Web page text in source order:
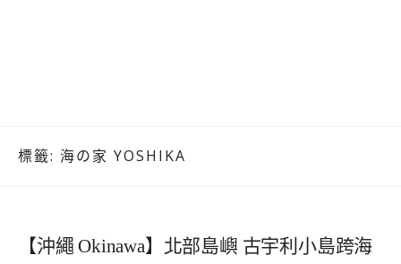
標籤: 海の家 YOSHIKA
【沖繩 Okinawa】北部島嶼 古宇利小島跨海